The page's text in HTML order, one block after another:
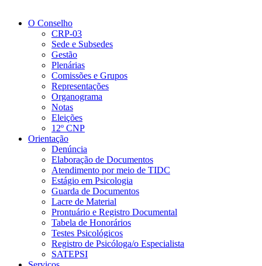
O Conselho
CRP-03
Sede e Subsedes
Gestão
Plenárias
Comissões e Grupos
Representações
Organograma
Notas
Eleições
12º CNP
Orientação
Denúncia
Elaboração de Documentos
Atendimento por meio de TIDC
Estágio em Psicologia
Guarda de Documentos
Lacre de Material
Prontuário e Registro Documental
Tabela de Honorários
Testes Psicológicos
Registro de Psicóloga/o Especialista
SATEPSI